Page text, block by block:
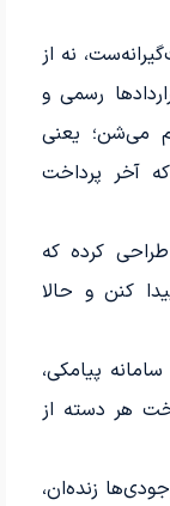
نه از
رسمی و
می‌شن؛ یعنی
آخر پرداخت
کرده که
کنن و حالا
پیامکی،
هر دسته از
تا تارا و ۲۰۶ — موجودی‌ها زنده‌ان،